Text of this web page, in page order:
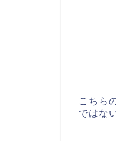
こちら
ではな